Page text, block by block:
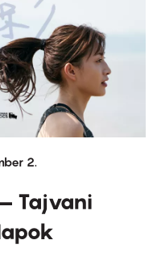
2.
Tajvani